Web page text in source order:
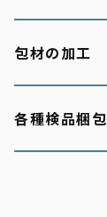
包材の加工
各種検品梱包